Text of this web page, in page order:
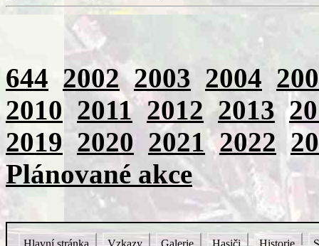
644 2002 2003 2004
2010 2011 2012 2013
2019 2020 2021 2022
Plánované akce
Hlavní stránka Vzkazy Galerie Hasiči Historie